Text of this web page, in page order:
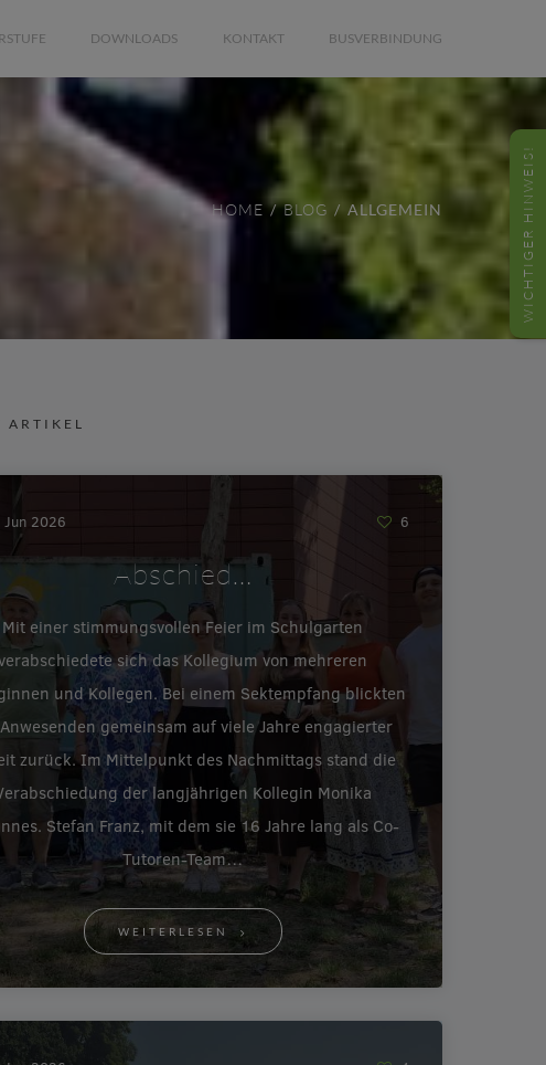
WICHTIGER HINWEIS!
DOWNLOADS KONTAKT BUSVERBINDUNG
HOME BLOG ALLGEMEIN
ARTIKEL
Jun 2026 6
Abschied…
Mit einer stimmungsvollen Feier im Schulgarten
sich das Kollegium von mehreren
und Kollegen. Bei einem Sektempfang blickten
gemeinsam auf viele Jahre engagierter
zurück. Im Mittelpunkt des Nachmittags stand die
der langjährigen Kollegin Monika
Stefan Franz, mit dem sie 16 Jahre lang als Co-
Tutoren-Team…
WEITERLESEN